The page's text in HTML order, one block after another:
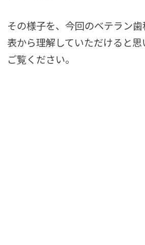
その様子を、今回のベテラン
表から理解していただけると
ご覧ください。